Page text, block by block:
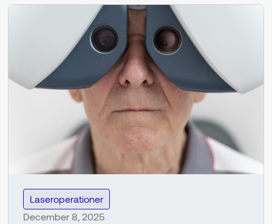
Laseroperationer
December 8, 2025